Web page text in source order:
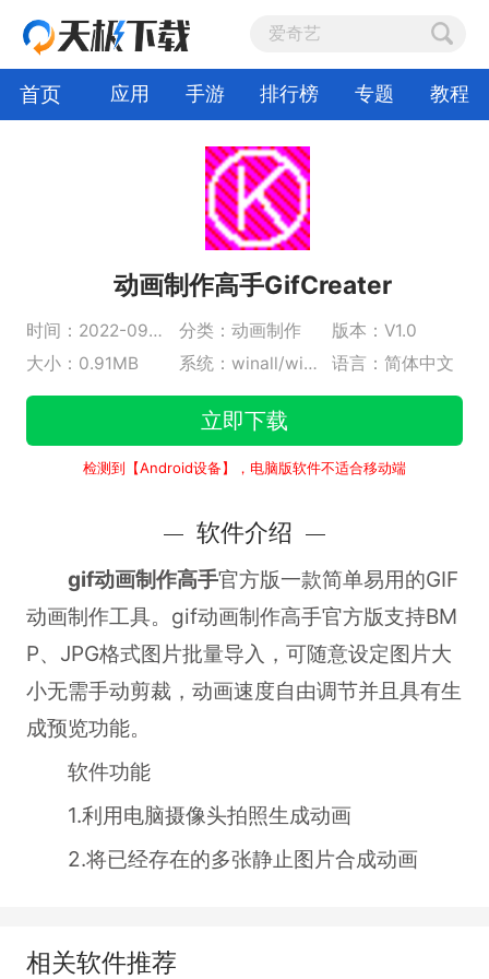
首页 应用 手游 排行榜 专题 教程
动画制作高手GifCreater
时间：2022-09-30 分类：动画制作
版本：V1.0
大小：0.91MB
系统：winall/win7/win10/win11 语言：简体中文
立即下载
检测到【Android设备】，电脑版软件不适合移动端
软件介绍
gif动画制作高手官方版一款简单易用的GIF
动画制作工具。gif动画制作高手官方版支持BM
P、JPG格式图片批量导入，可随意设定图片大
小无需手动剪裁，动画速度自由调节并且具有生
成预览功能。
软件功能
1.利用电脑摄像头拍照生成动画
2.将已经存在的多张静止图片合成动画
相关软件推荐